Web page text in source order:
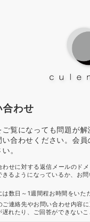
合わせ
ご覧になっても問題が
い合わせください。会
。
わせに対する返信メールのド
きるようになっているか、お
は数日～1週間程お時間をいた
ご連絡先やお問い合わせ内容
遅れたり、ご回答ができないこ